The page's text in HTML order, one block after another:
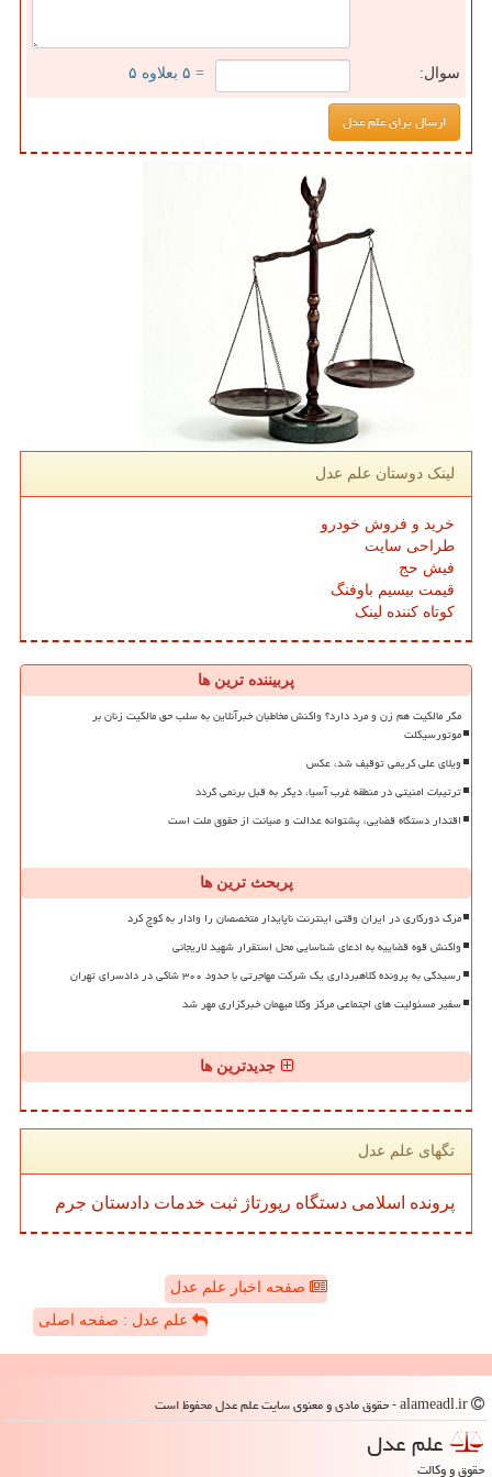
سوال: = ۵ بعلاوه ۵
لینک دوستان علم عدل
خرید و فروش خودرو
طراحی سایت
فیش حج
قیمت بیسیم باوفنگ
کوتاه کننده لینک
پربیننده ترین ها
مگر مالکیت هم زن و مرد دارد؟ واکنش مخاطبان خبرآنلاین به سلب حق مالکیت زنان بر
موتورسیکلت
ویلای علی کریمی توقیف شد، عکس
ترتیبات امنیتی در منطقه غرب آسیا، دیگر به قبل برنمی گردد
اقتدار دستگاه قضایی، پشتوانه عدالت و صیانت از حقوق ملت است
پربحث ترین ها
مرگ دورکاری در ایران وقتی اینترنت ناپایدار متخصصان را وادار به کوچ کرد
واکنش قوه قضاییه به ادعای شناسایی محل استقرار شهید لاریجانی
رسیدگی به پرونده کلاهبرداری یک شرکت مهاجرتی با حدود ۳۰۰ شاکی در دادسرای تهران
سفیر مسئولیت های اجتماعی مرکز وکلا میهمان خبرگزاری مهر شد
جدیدترین ها
تگهای علم عدل
پرونده اسلامی دستگاه رپورتاژ ثبت خدمات دادستان جرم
صفحه اخبار علم عدل
علم عدل : صفحه اصلی
علم عدل
حقوق و وکالت